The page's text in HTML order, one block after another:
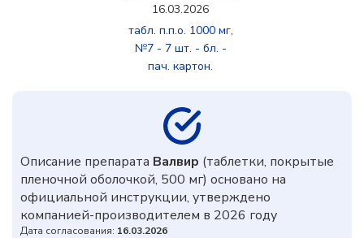
16.03.2026
табл. п.п.о. 1000 мг,
№7 - 7 шт. - бл. -
пач. картон.
Описание препарата Валвир (таблетки, покрытые
пленочной оболочкой, 500 мг) основано на
официальной инструкции, утверждено
компанией-производителем в 2026 году
Дата согласования: 16.03.2026